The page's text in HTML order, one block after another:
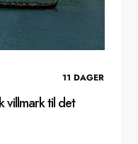
11 DAGER
villmark til det